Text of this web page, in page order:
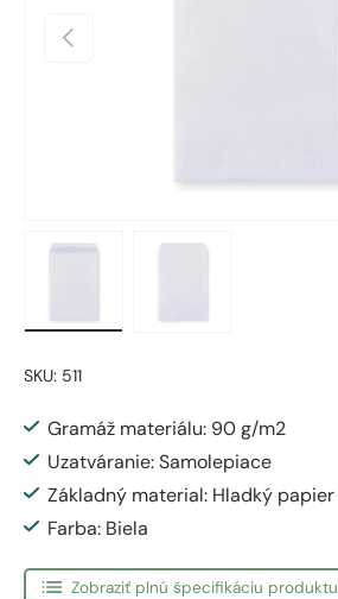
Predchádzajúci
SKU: 511
Gramáž materiálu: 90 g/m2
Uzatváranie: Samolepiace
Základný material: Hladký papier
Farba: Biela
Zobraziť plnú špecifikáciu produktu